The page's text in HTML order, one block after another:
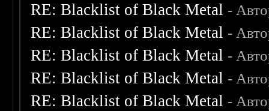
RE: Blacklist of Black Metal -
RE: Blacklist of Black Metal -
RE: Blacklist of Black Metal -
RE: Blacklist of Black Metal -
RE: Blacklist of Black Metal -